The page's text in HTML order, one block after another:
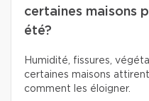
certaines maisons
été?
Humidité, fissures,
certaines maisons
comment les éloigner.